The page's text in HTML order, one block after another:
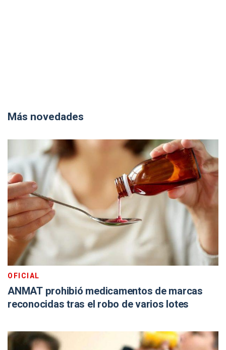
Más novedades
OFICIAL
ANMAT prohibió medicamentos de marcas
reconocidas tras el robo de varios lotes